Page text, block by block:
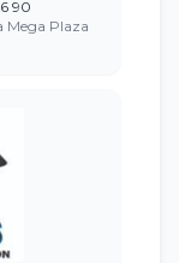
90
Mega Plaza